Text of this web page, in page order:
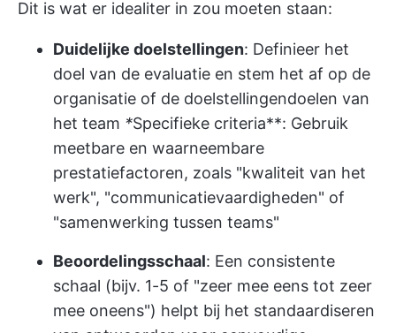
Dit is wat er idealiter in zou moeten staan:
Duidelijke doelstellingen: Definieer het
doel van de evaluatie en stem het af op de
organisatie of de doelstellingendoelen van
het team *Specifieke criteria**: Gebruik
meetbare en waarneembare
prestatiefactoren, zoals "kwaliteit van het
werk", "communicatievaardigheden" of
"samenwerking tussen teams"
Beoordelingsschaal: Een consistente
schaal (bijv. 1-5 of "zeer mee eens tot zeer
mee oneens") helpt bij het standaardiseren